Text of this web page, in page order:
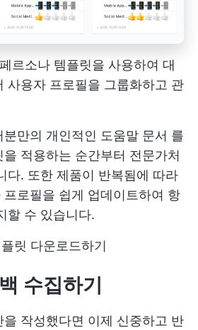
르소나 템플릿을 사용하여 대
사용자 프로필을 그룹화하고 관
만의 개인적인 도움말 문서 를
적용하는 순간부터 전문가처
다. 또한 제품이 반복됨에 따라
로필을 쉽게 업데이트하여 항
할 수 있습니다.
릿 다운로드하기
수집하기
작성했다면 이제 신중하고 반